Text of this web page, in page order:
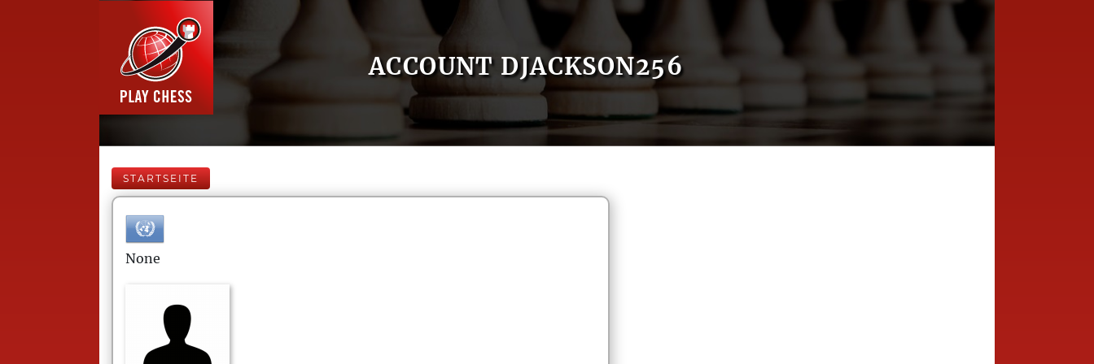
ACCOUNT DJACKSON256
STARTSEITE
None